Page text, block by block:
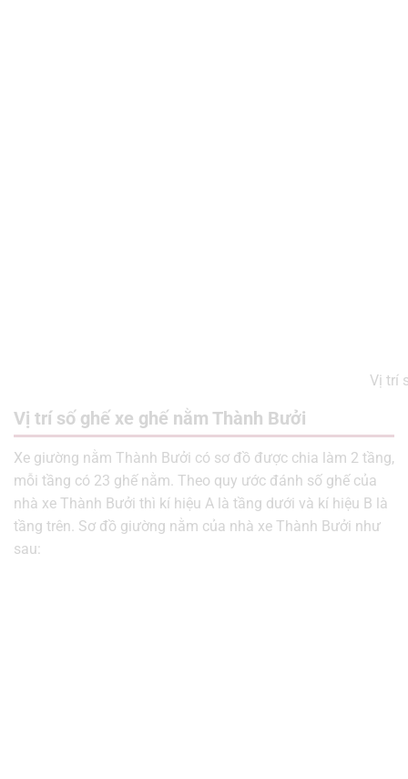
Vị trí
Vị trí số ghế xe ghế nằm Thành Bưởi
Xe giường nằm Thành Bưởi có sơ đồ được chia làm 2 tầng,
mỗi tầng có 23 ghế nằm. Theo quy ước đánh số ghế của
nhà xe Thành Bưởi thì kí hiệu A là tầng dưới và kí hiệu B là
tầng trên. Sơ đồ giường nằm của nhà xe Thành Bưởi như
sau: